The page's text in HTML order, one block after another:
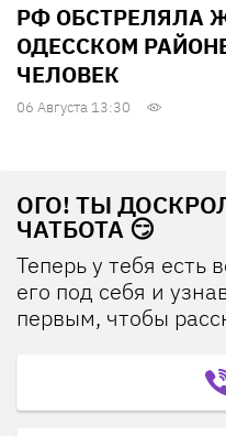
РФ ОБСТРЕЛЯЛА
ОДЕССКОМ
ЧЕЛОВЕК
06 Августа 13:30
ОГО! ТЫ
ЧАТБОТА 😏
Теперь у тебя есть
его под себя и
первым, чтобы